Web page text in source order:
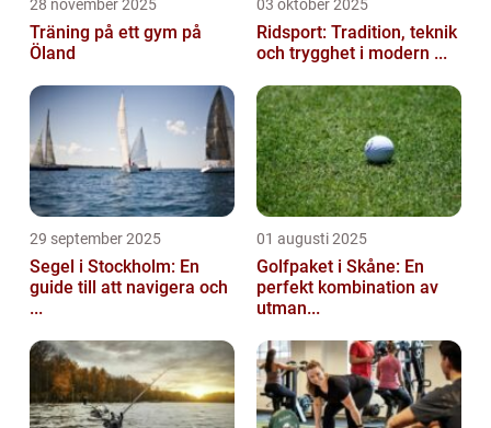
28 november 2025
Träning på ett gym på
Öland
03 oktober 2025
Ridsport: Tradition, teknik
och trygghet i modern ...
29 september 2025
Segel i Stockholm: En
guide till att navigera och
...
01 augusti 2025
Golfpaket i Skåne: En
perfekt kombination av
utman...